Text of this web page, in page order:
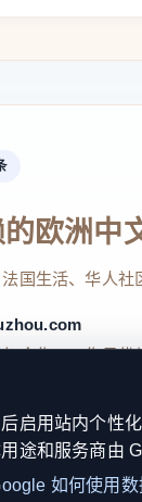
欧洲中
国生活、华人
合作：工作日
头条. All Rights
辑规范日期归档隐
启用站内个性
途和服务商由
如何使用数